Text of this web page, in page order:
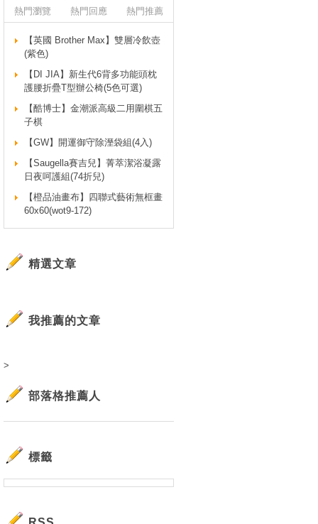
熱門瀏覽
熱門回應 熱門推薦
【英國 Brother Max】雙層冷飲壺
(紫色)
【DI JIA】新生代6背多功能頭枕
護腰折疊T型辦公椅(5色可選)
【酷博士】金潮派高級二用圍棋五
子棋
【GW】開運御守除溼袋組(4入)
【Saugella賽吉兒】菁萃潔浴凝露
日夜呵護組(74折兒)
【橙品油畫布】四聯式藝術無框畫
60x60(wot9-172)
精選文章
我推薦的文章
>
部落格推薦人
標籤